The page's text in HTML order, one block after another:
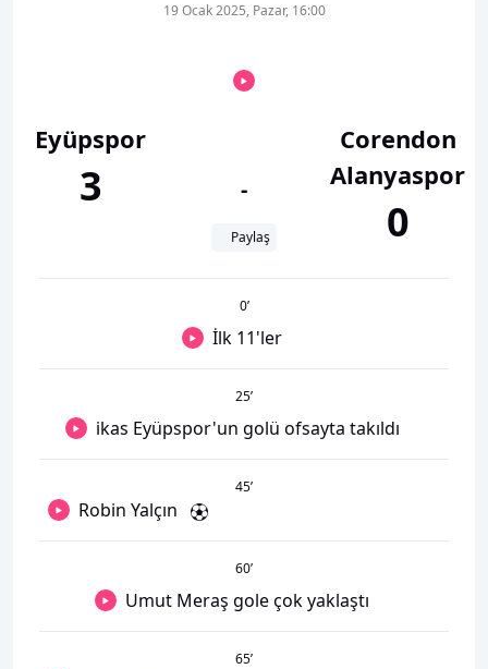
Eyüpspor
3
19 Ocak 2025, Pazar, 16:00
-
Paylaş
Corendon
Alanyaspor
0
0’
İlk 11'ler
25’
ikas Eyüpspor'un golü ofsayta takıldı
45’
Robin Yalçın
60’
Umut Meraş gole çok yaklaştı
65’